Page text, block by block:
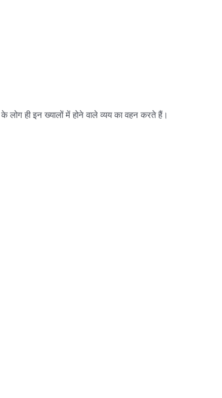
लोग ही इन ख्यालों में होने वाले व्यय का वहन करते हैं।